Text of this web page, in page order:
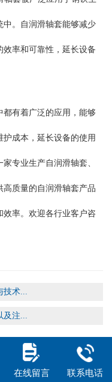
中。自润滑轴套能够减少
率和可靠性，延长设备
有着广泛的应用，能够
成本，延长设备的使用
专业生产自润滑轴套、
质量的自润滑轴套产品
率。欢迎各行业客户咨
技术...
及注...
在线留言 联系电话